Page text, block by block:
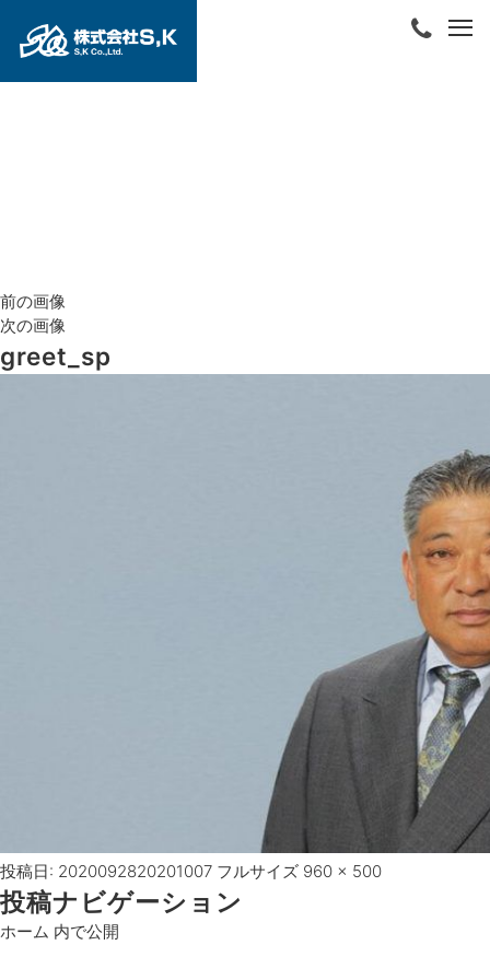
前の画像
次の画像
greet_sp
投稿日: 2020092820201007 フルサイズ 960 × 500
投稿ナビゲーション
ホーム 内で公開